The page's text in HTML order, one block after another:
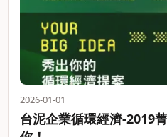
2026-01-01
台泥企業循環經濟-2019